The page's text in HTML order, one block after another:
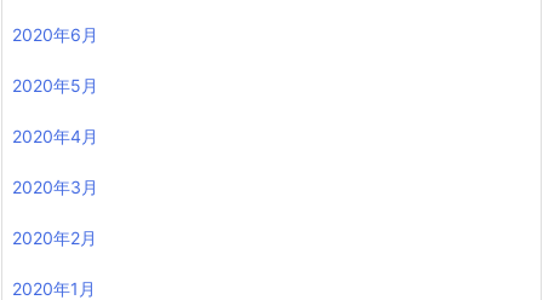
2020年6月
2020年5月
2020年4月
2020年3月
2020年2月
2020年1月